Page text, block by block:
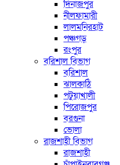
দিনাজপুর
নীলফামারী
লালমনিরহাট
পঞ্চগড়
রংপুর
বরিশাল বিভাগ
বরিশাল
ঝালকাঠি
পটুয়াখালী
পিরোজপুর
বরগুনা
ভোলা
রাজশাহী বিভাগ
রাজশাহী